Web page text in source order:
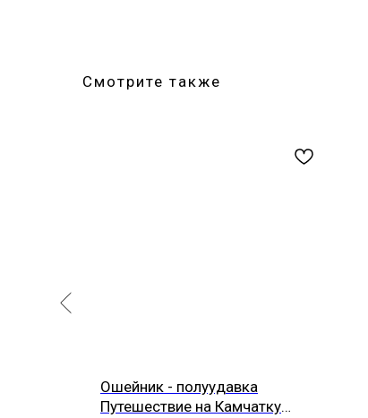
Смотрите также
Ошейник - полуудавка
Путешествие на Камчатку